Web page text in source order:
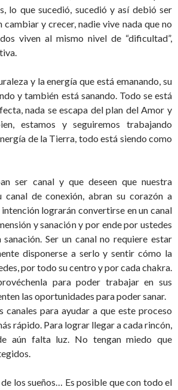
lo que sucedió, sucedió y así debió ser
cambiar y crecer, nadie vive nada que no
viven al mismo nivel de “dificultad”,
y la energía que está emanando, su
y también está sanando. Todo se está
nada se escapa del plan del Amor y
estamos y seguiremos trabajando
de la Tierra, todo está siendo como
ser canal y que deseen que nuestra
canal de conexión, abran su corazón a
lograrán convertirse en un canal
y sanación y por ende por ustedes
Ser un canal no requiere estar
disponerse a serlo y sentir cómo la
por todo su centro y por cada chakra.
para poder trabajar en sus
las oportunidades para poder sanar.
canales para ayudar a que este proceso
rápido. Para lograr llegar a cada rincón,
aún falta luz. No tengan miedo que
los sueños… Es posible que con todo el